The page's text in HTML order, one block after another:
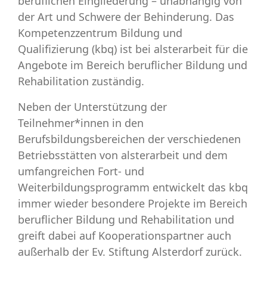
der Art und Schwere der Behinderung. Das
Kompetenzzentrum Bildung und
Qualifizierung (kbq) ist bei alsterarbeit für die
Angebote im Bereich beruflicher Bildung und
Rehabilitation zuständig.
Neben der Unterstützung der
Teilnehmer*innen in den
Berufsbildungsbereichen der verschiedenen
Betriebsstätten von alsterarbeit und dem
umfangreichen Fort- und
Weiterbildungsprogramm entwickelt das kbq
immer wieder besondere Projekte im Bereich
beruflicher Bildung und Rehabilitation und
greift dabei auf Kooperationspartner auch
außerhalb der Ev. Stiftung Alsterdorf zurück.